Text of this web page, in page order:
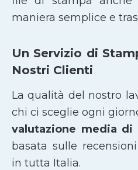
maniera semplice e
Un Servizio di
Nostri Clienti
La qualità del nostro
chi ci sceglie ogni
valutazione media di
basata sulle
in tutta Italia.